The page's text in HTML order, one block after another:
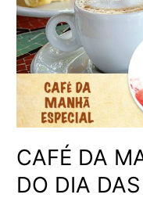
CAFÉ DA
DO DIA
MÃES
PROMETE
AGITAR
O
ARMAZÉM
DAS
OFICINAS
EM
11
DE
MAIO